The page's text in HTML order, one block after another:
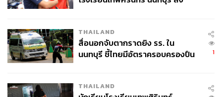
Photo: Ben Stansall, Ed Jones/AFP
www.independent.co.uk/news/uk/home-news/aung-s
an-suu-kyi-oxford-freedom-city-burma-stripped-vote-l
THAILAND
สื่อนอกจับตากราดยิง รร. ใน
นนทบุรี ชี้ไทยมีอัตราครอบครองปืน
1
THAILAND